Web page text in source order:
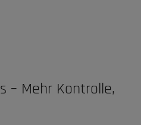
– Mehr Kontrolle,